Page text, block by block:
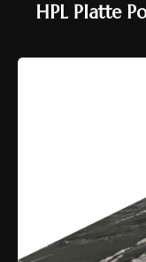
HPL Platte